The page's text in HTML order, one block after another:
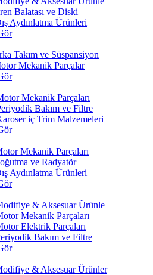
Balatası ve Diski
Aydınlatma Ürünleri
Takım ve Süspansiyon
Mekanik Parçalar
Mekanik Parçaları
Bakım ve Filtre
iç Trim Malzemeleri
Mekanik Parçaları
ve Radyatör
Aydınlatma Ürünleri
& Aksesuar Ürünle
Mekanik Parçaları
Elektrik Parçaları
Bakım ve Filtre
& Aksesuar Ürünler